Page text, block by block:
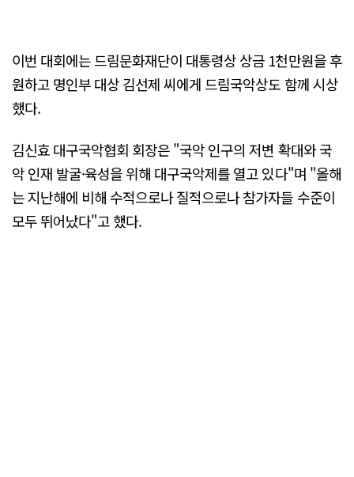
이번 대회에는 드림문화재단이 대통령상 상금 1천만원을 후
원하고 명인부 대상 김선제 씨에게 드림국악상도 함께 시상
했다.
김신효 대구국악협회 회장은 "국악 인구의 저변 확대와 국
악 인재 발굴·육성을 위해 대구국악제를 열고 있다"며 "올해
는 지난해에 비해 수적으로나 질적으로나 참가자들 수준이
모두 뛰어났다"고 했다.